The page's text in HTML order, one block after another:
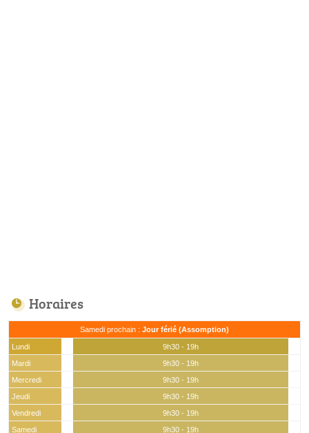
Horaires
Samedi prochain : Jour férié (Assomption)
Lundi
9h30 - 19h
Mardi
9h30 - 19h
Mercredi
9h30 - 19h
Jeudi
9h30 - 19h
Vendredi
9h30 - 19h
Samedi
9h30 - 19h